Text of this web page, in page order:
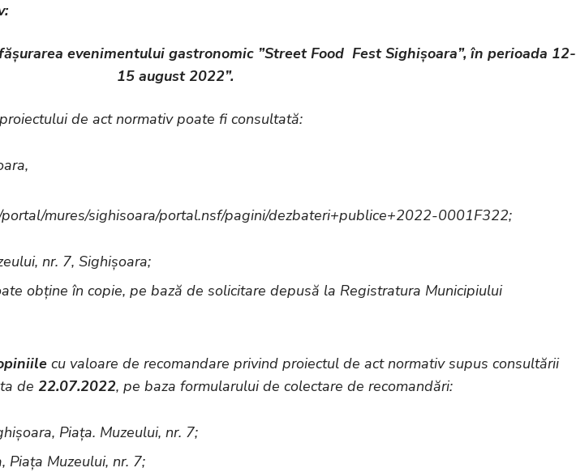
evenimentului gastronomic ”Street Food Fest Sighișoara”, în perioada 12-
15 august 2022”.
proiectului de act normativ poate fi consultată:
mures/sighisoara/portal.nsf/pagini/dezbateri+publice+2022-0001F322;
nr. 7, Sighișoara;
obține în copie, pe bază de solicitare depusă la Registratura Municipiului
cu valoare de recomandare privind proiectul de act normativ supus consultării
de 22.07.2022, pe baza formularului de colectare de recomandări:
Piața. Muzeului, nr. 7;
Piața Muzeului, nr. 7;